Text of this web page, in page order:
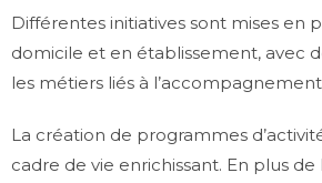
Différentes initiatives sont mises en
domicile et en établissement, avec
les métiers liés à
La création de programmes
cadre de vie enrichissant. En plus